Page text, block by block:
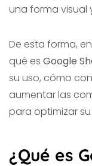
una forma visual
De esta forma,
qué es Google
su uso, cómo
aumentar las
para optimizar
¿Qué es